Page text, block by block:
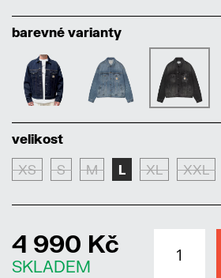
barevné varianty
velikost
XS S M L XL XXL
4 990 Kč
SKLADEM